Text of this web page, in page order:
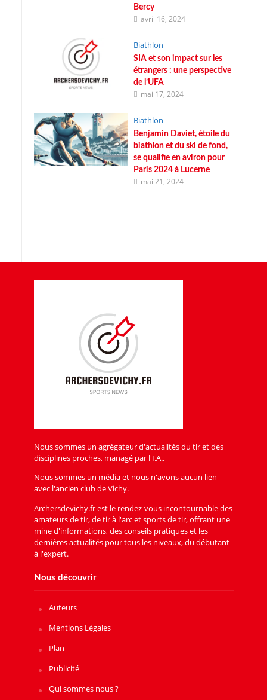
Bercy
avril 16, 2024
Biathlon
SIA et son impact sur les
étrangers : une perspective
de l’UFA
mai 17, 2024
Biathlon
Benjamin Daviet, étoile du
biathlon et du ski de fond,
se qualifie en aviron pour
Paris 2024 à Lucerne
mai 21, 2024
Nous sommes un agrégateur d'actualités du tir et des
disciplines proches, managé par l'I.A..
Nous sommes un média et nous n'avons aucun lien
avec l'ancien club de Vichy.
Archersdevichy.fr est le rendez-vous incontournable des
amateurs de tir, de tir à l'arc et sports de tir, offrant une
mine d'informations, des conseils pratiques et les
dernières actualités pour tous les niveaux, du débutant
à l'expert.
Nous découvrir
Auteurs
Mentions Légales
Plan
Publicité
Qui sommes nous ?